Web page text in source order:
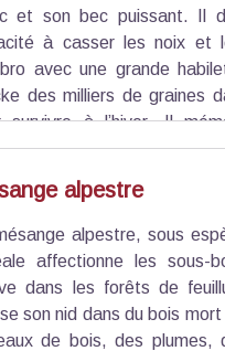
et son bec puissant. Il
à casser les noix et
avec une grande
des milliers de graines
survivre à l’hiver. Il
stocks même sous la
alpestre
alpestre, sous
affectionne les sous-
dans les forêts de
son nid dans du bois
de bois, des plumes,